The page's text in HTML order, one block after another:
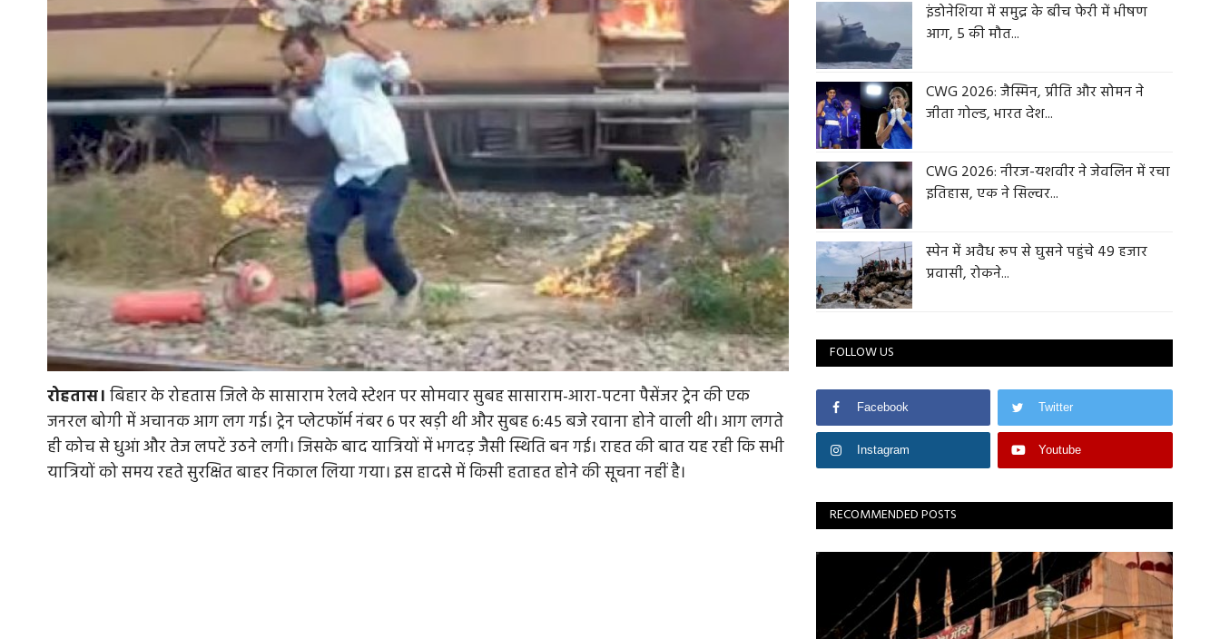
रोहतास। बिहार के रोहतास जिले के सासाराम रेलवे स्टेशन पर सोमवार सुबह सासाराम-आरा-पटना पैसेंजर ट्रेन की एक
जनरल बोगी में अचानक आग लग गई। ट्रेन प्लेटफॉर्म नंबर 6 पर खड़ी थी और सुबह 6:45 बजे रवाना होने वाली थी। आग लगते
ही कोच से धुआं और तेज लपटें उठने लगी। जिसके बाद यात्रियों में भगदड़ जैसी स्थिति बन गई। राहत की बात यह रही कि सभी
यात्रियों को समय रहते सुरक्षित बाहर निकाल लिया गया। इस हादसे में किसी हताहत होने की सूचना नहीं है।
इंडोनेशिया में समुद्र के बीच फेरी में भीषण
आग, 5 की मौत...
CWG 2026: जैस्मिन, प्रीति और सोमन ने
जीता गोल्ड, भारत देश...
CWG 2026: नीरज-यशवीर ने जेवलिन में रचा
इतिहास, एक ने सिल्वर...
स्पेन में अवैध रूप से घुसने पहुंचे 49 हजार
प्रवासी, रोकने...
FOLLOW US
Facebook Twitter
Instagram Youtube
RECOMMENDED POSTS